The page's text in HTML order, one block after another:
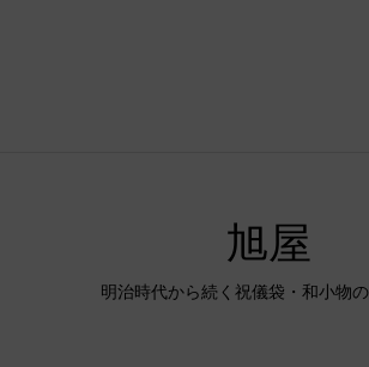
旭屋
明治時代から続く祝儀袋・和小物の